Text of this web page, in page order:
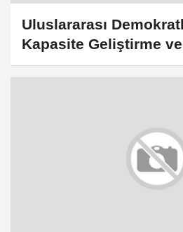
Uluslararası
Kapasite Geliştirme
Çalıştayı devam